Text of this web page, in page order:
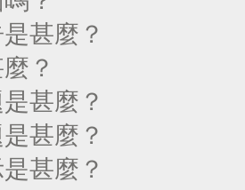
甚麼？
？
甚麼？
甚麼？
甚麼？